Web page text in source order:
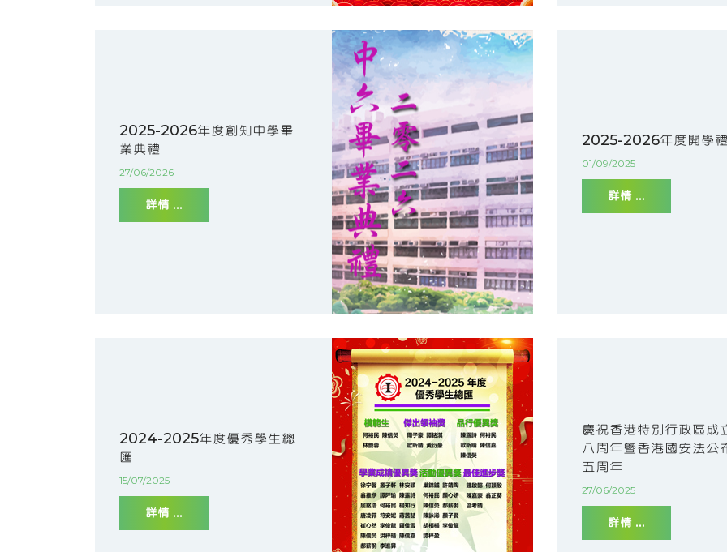
2025-2026年度創知中學畢
業典禮
27/06/2026
詳情 ...
2025-2026年度開學
01/09/2025
詳情 ...
2024-2025年度優秀學生總
匯
15/07/2025
詳情 ...
慶祝香港特別行政區成
八周年暨香港國安法公
五周年
27/06/2025
詳情 ...